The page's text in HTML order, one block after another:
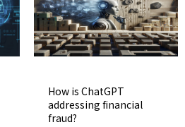
How is ChatGPT
addressing financial
fraud?